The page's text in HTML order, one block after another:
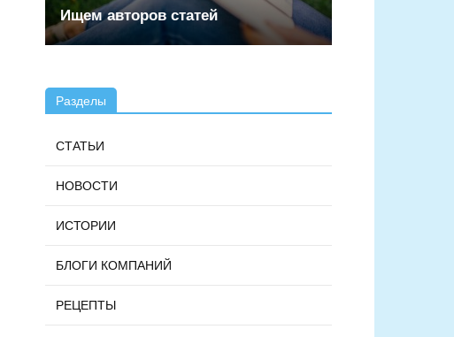
Ищем авторов статей
Разделы
СТАТЬИ
НОВОСТИ
ИСТОРИИ
БЛОГИ КОМПАНИЙ
РЕЦЕПТЫ